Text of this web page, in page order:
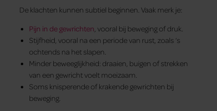
De klachten kunnen subtiel beginnen. Vaak merk je:
Pijn in de gewrichten, vooral bij beweging of druk.
Stijfheid, vooral na een periode van rust, zoals ‘s
ochtends na het slapen.
Minder beweeglijkheid: draaien, buigen of strekken
van een gewricht voelt moeizaam.
Soms knisperende of krakende gewrichten bij
beweging.